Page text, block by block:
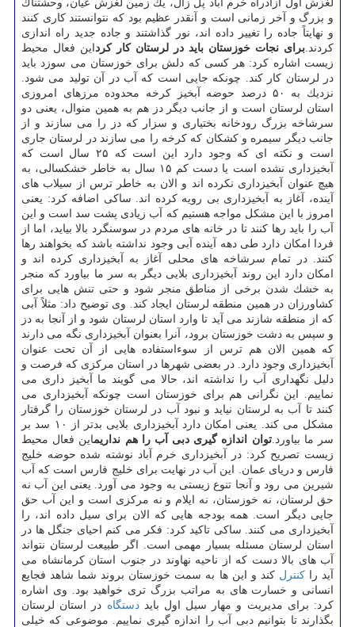
لغزش اول آزادراه خرم آباد پل زال، یك زمین لغزش عیان، وحشتناك
و بزرگ و آخر زمانی است و آنقدر عظیم بود كه نتوانستند كاری كنند
و نهایتاً جاده را تغییر داده اند، نور گذاشتند و جاده جدید راه اندازی
كردند.برای نجات خوزستان باید در لرستان كار كرد این فعال محیط
زیست اشاره كرد: هر كسی كه دلش برای خوزستان می سوزد باید
در لرستان كار كند. چونكه جایی است كه آب در آن تولید می شود.
نزدیك به ۵۰ درصد حوضه آبخیز كرخه محدوده مرزهای امروزی
استان لرستان است و از جانب دیگر دز هم به همین منوال، یعنی دو
سرشاخه بزرگ رودخانه بختیاری و سزار كه دز را می سازند و از
جانب دیگر سیمره و كشكان كه كرخه را می سازند در لرستان جاری
است و نكته ای كه وجود دارد این است كه ۲۵ سال است كه
آبخیزداری نشده است یا دست كم ۱۵ سال به خاطر خشكسالی، به
هیچ عنوان آبخیزداری نكرده اند و الان به خاطر ترس از سیلاب های
آینده، آغاز به آبخیزداری بی رویه كرده اند. ساكی اضافه كرد: یعنی
امروز با این مشكل مواجه هستیم كه آب زیادی پشت سد است و این
آب را باید رها كنند تا در خانه های مردم در سوسنگرد بالا بیاید، اما از
فردا امكان دارد طی دهه آینده آبی وجود نداشته باشد كه بخواهند رها
كنند. در تمام سرشاخه های محلی آغاز به آبخیزداری كرده اند و
امكان دارد این روند آبخیزداری بلایی دیگر به سر ما بیاورد كه منجر
به خشك شدن برخی از مناطق منجر شود و حتی تنش هایی برای
كشاورزان در همین منطقه لرستان ایجاد كند. وی توضیح داد: مثلاً آبی
كه از منطقه شازند می آید تا وارد استان لرستان شود و از آنجا به دز
و سپس به دشت خوزستان برود، آنرا بعنوان آبخیزداری نگه می دارند
كه همین الان هم ترس از سوءاستفاده هایی از آن تحت عنوان
آبخیزداری وجود دارد. در بعضی شهرها در استان مركزی كه فرصت و
دلیل نگهداری آب را نداشته اند، حالا می گویند ما آبخیز داری می
نماییم. این نگرانی هم برای خوزستان است چونكه آبخیزداری می
كنند تا آب به لرستان نیاید و نبود آب در لرستان خوزستان را گرفتار
مشكل می كند. یعنی امكان دارد آبخیزداری بلایی بدتر از ۱۰ سد بر
سر ما بیاورد.توان اندازه گیری دبی آب را هم نداریماین فعال محیط
زیست تصریح كرد: در آبخیزداری خرم آباد نوشته شده حوضه خلیج
فارس و دریای عمان. این آب در نهایت برای خلیج فارس است كه آب
شیرین می رود و آنجا تنوع زیستی به وجود می آورد. یعنی این آب نه
حق لرستان، نه خوزستان، نه ایلام و نه مركزی است و این آب حق
جایی دیگر است. همه بودجه هایی كه الان برای سیل داده اند، را
آبخیزداری می كنند. ساكی تاكید كرد: فكر می كنم احیای جنگل ها در
استان لرستان مسئله بسیار مهمی است. اگر طبیعت لرستان نتواند
آب های بالا دست كه از ناحیه نهاوند در جنوب استان كرمانشاه می
آید راكنترل كند و این ها به سمت خوزستان بروند شما شاهد فجایع
انسانی و خسارت های به مراتب بزرگ تری خواهید بود. وی اشاره
كرد: برای مدیریت و مهار سیل اول بایددستگاه در استان لرستان
بگذارند تا بتوانیم دبی آب را اندازه گیری نماییم. موضوعی كه خیلی